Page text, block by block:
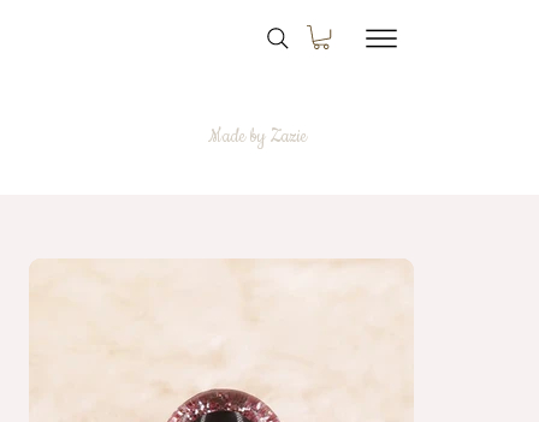
Made by Zazie